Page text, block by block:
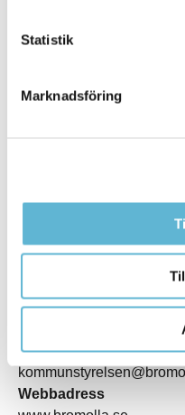
Statistik
Marknadsföring
Kommunhuset, Storgatan
Postadress
E-post
Webbadress